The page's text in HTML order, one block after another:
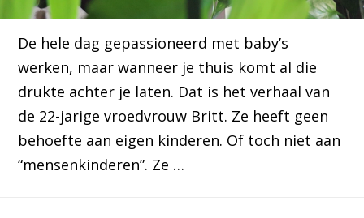
De hele dag gepassioneerd met baby’s
werken, maar wanneer je thuis komt al die
drukte achter je laten. Dat is het verhaal van
de 22-jarige vroedvrouw Britt. Ze heeft geen
behoefte aan eigen kinderen. Of toch niet aan
“mensenkinderen”. Ze …